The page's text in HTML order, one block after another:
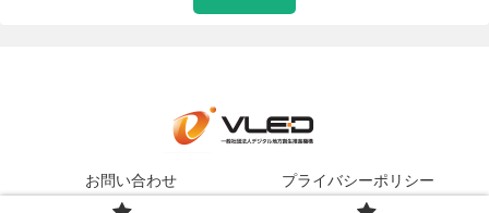
お問い合わせ プライバシーポリシー